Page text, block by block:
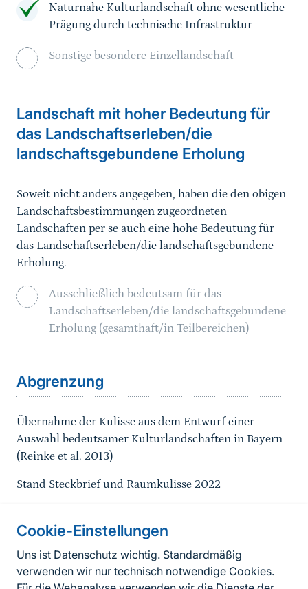
Cookie-Einstellungen
Uns ist Datenschutz wichtig. Standardmäßig
verwenden wir nur technisch notwendige Cookies.
Naturnahe Kulturlandschaft ohne wesentliche
Prägung durch technische Infrastruktur
Sonstige besondere Einzellandschaft
Landschaft mit hoher Bedeutung für
das Landschaftserleben/die
landschaftsgebundene Erholung
Soweit nicht anders angegeben, haben die den obigen
Landschaftsbestimmungen zugeordneten
Landschaften per se auch eine hohe Bedeutung für
das Landschaftserleben/die landschaftsgebundene
Erholung.
Ausschließlich bedeutsam für das
Landschaftserleben/die landschaftsgebundene
Erholung (gesamthaft/in Teilbereichen)
Abgrenzung
Übernahme der Kulisse aus dem Entwurf einer
Auswahl bedeutsamer Kulturlandschaften in Bayern
(Reinke et al. 2013)
Stand Steckbrief und Raumkulisse 2022
Informationen zur Seite
FußzeileKontakt zum BfN